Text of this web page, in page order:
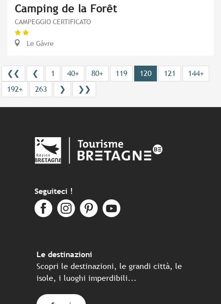
Camping de la Forêt
CAMPEGGIO CERTIFICATO
Le Gâvre
❮❮ ❮ 1 40+ 80+ 119 120 121
144+
192+
263 ❯ ❯❯
Seguiteci !
Le destinazioni
Scopri le destinazioni, le grandi città, le
isole, i luoghi imperdibili...